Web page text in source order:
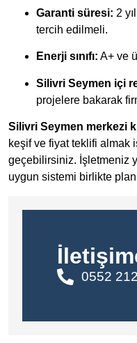
0552
Garanti süresi: 2
tercih edilmeli.
Enerji sınıfı: A+ ve
Silivri Seymen içi
projelere bakarak
Silivri Seymen merkezi
keşif ve fiyat teklifi almak
geçebilirsiniz. İşletmeniz
uygun sistemi birlikte